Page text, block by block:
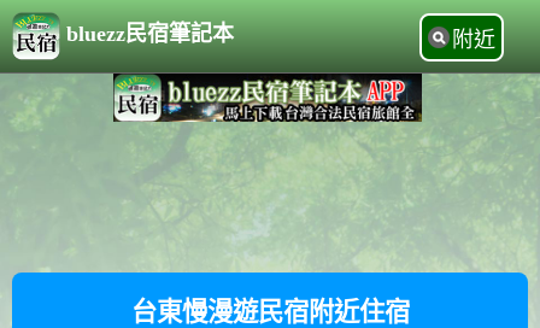
bluezz民宿筆記本 附近
台東慢漫遊民宿附近住宿